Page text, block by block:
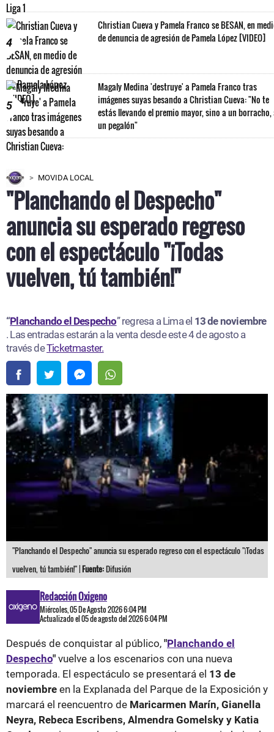
4
Christian Cueva y Pamela Franco se BESAN, en
de denuncia de agresión de Pamela López [VIDEO]
5
Magaly Medina 'destruye' a Pamela Franco tras
imágenes suyas besando a Christian Cueva: "No te
estás llevando el premio mayor, sino a un borracho,
un pegalón"
MOVIDA LOCAL
"Planchando el Despecho"
anuncia su esperado regreso
con el espectáculo "¡Todas
vuelven, tú también!"
“Planchando el Despecho” regresa a Lima el 13 de noviembre
. Las entradas estarán a la venta desde este 4 de agosto a
través deTicketmaster.
"Planchando el Despecho" anuncia su esperado regreso con el espectáculo "¡Todas
vuelven, tú también!" |Fuente:Difusión
Redacción Oxigeno
Miércoles, 05 De Agosto 2026 6:04 PM
Actualizado el 05 de agosto del 2026 6:04 PM
Después de conquistar al público, "Planchando el
Despecho" vuelve a los escenarios con una nueva
temporada. El espectáculo se presentará el 13 de
noviembre en la Explanada del Parque de la Exposición y
marcará el reencuentro de Maricarmen Marín, Gianella
Neyra, Rebeca Escribens, Almendra Gomelsky y Katia